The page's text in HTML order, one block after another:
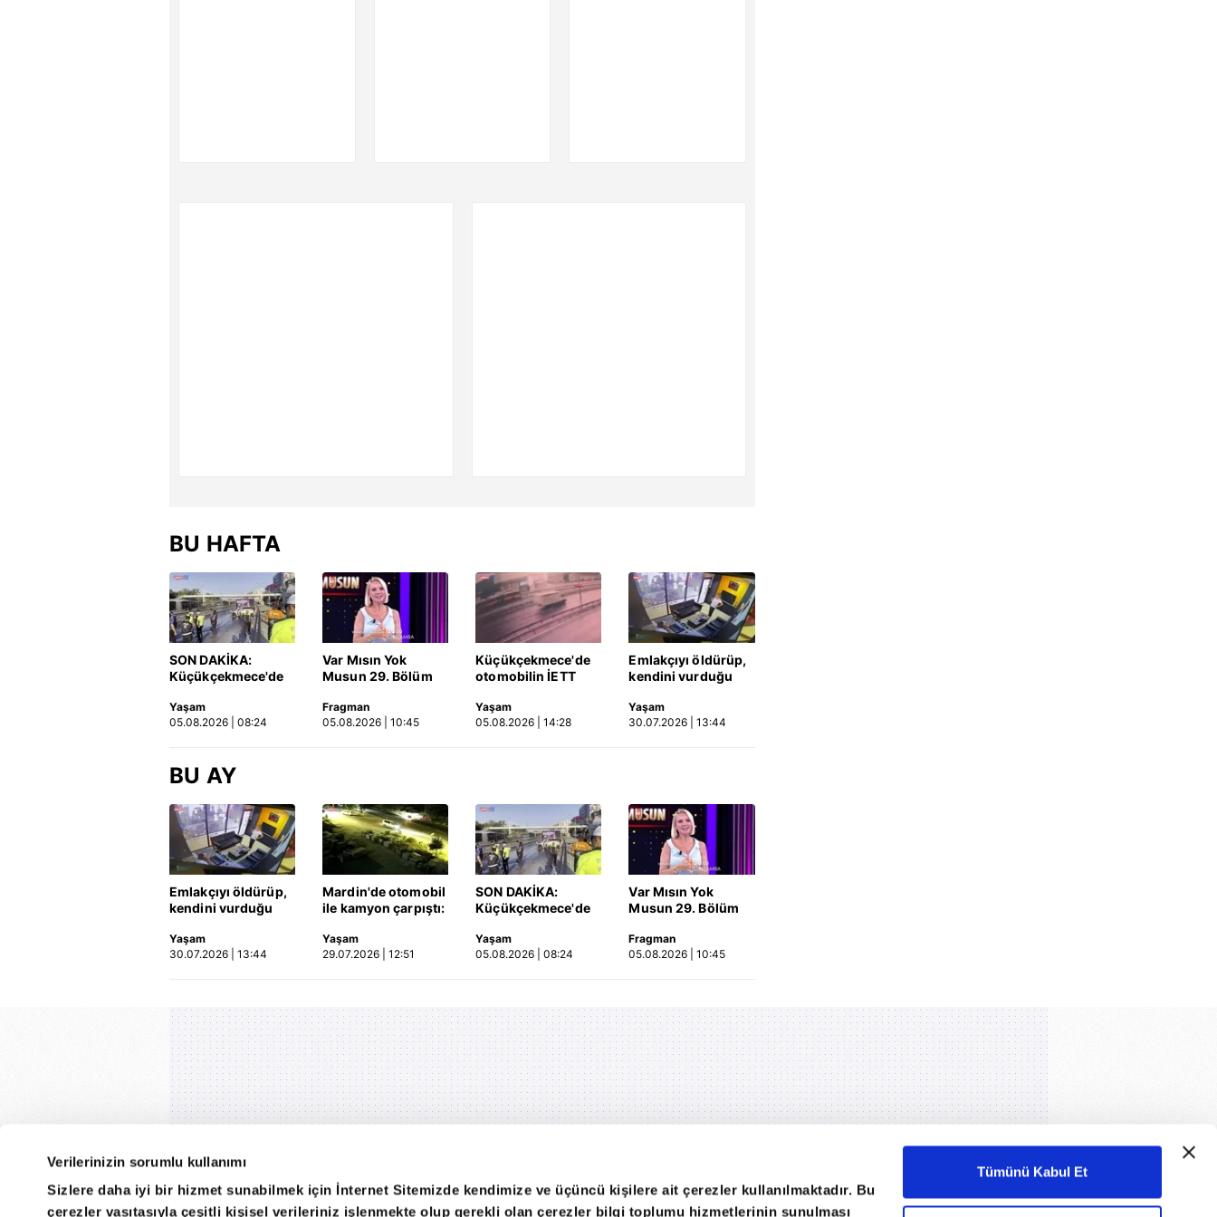
Verilerinizin sorumlu kullanımı
Sizlere daha iyi bir hizmet sunabilmek için İnternet Sitemizde kendimize ve üçüncü kişilere ait çerezler kullanılmaktadır. Bu
çerezler vasıtasıyla çeşitli kişisel verileriniz işlenmekte olup gerekli olan çerezler bilgi toplumu hizmetlerinin sunulması
Tümünü Kabul Et
BU HAFTA
SON DAKİKA:
Küçükçekmece'de
Otomobil, İETT
otobüsüne çarptı: 3
Yaşam
05.08.2026 | 08:24
Var Mısın Yok
Musun 29. Bölüm
yayınlandı | Video
Fragman
05.08.2026 | 10:45
Küçükçekmece'de
otomobilin İETT
kaza kamerada |
Video
Yaşam
05.08.2026 | 14:28
Emlakçıyı öldürüp,
kendini vurduğu
ortaya çıktı | Video
Yaşam
30.07.2026 | 13:44
BU AY
Emlakçıyı öldürüp,
kendini vurduğu
ortaya çıktı | Video
Yaşam
30.07.2026 | 13:44
Mardin'de otomobil
ile kamyon çarpıştı:
hayatını kaybetti!
Kaza anı kamerada
Yaşam
29.07.2026 | 12:51
SON DAKİKA:
Küçükçekmece'de
Otomobil, İETT
otobüsüne çarptı: 3
Yaşam
05.08.2026 | 08:24
Var Mısın Yok
Musun 29. Bölüm
yayınlandı | Video
Fragman
05.08.2026 | 10:45